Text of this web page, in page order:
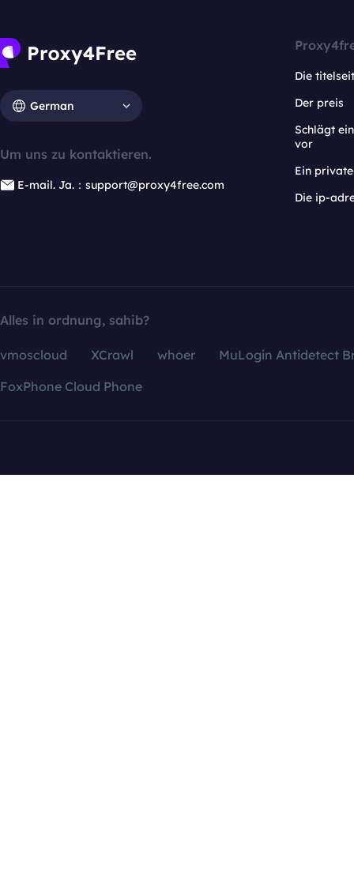
German
Um uns zu kontaktieren.
E-mail. Ja.：support@proxy4free.com
Die
Der preis
Schlägt
vor
Ein
Die ip-
Alles in ordnung, sahib?
vmoscloud XCrawl whoer
MuLogin Antidetect
FoxPhone Cloud Phone